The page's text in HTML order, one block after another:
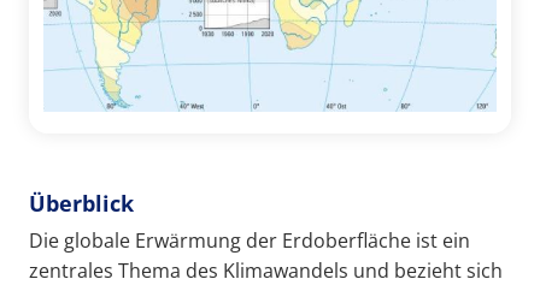
Überblick
Die globale Erwärmung der Erdoberfläche ist ein
zentrales Thema des Klimawandels und bezieht sich